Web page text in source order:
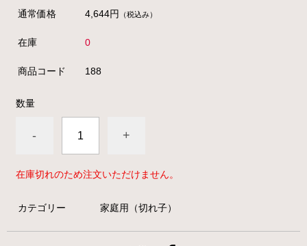
通常価格 4,644円 （税込み）
在庫 0
商品コード 188
数量
- +
在庫切れのため注文いただけません。
カテゴリー 家庭用（切れ子）